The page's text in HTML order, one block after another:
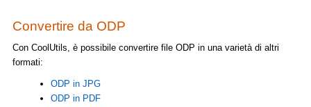
Convertire da ODP
Con CoolUtils, è possibile convertire file ODP in una varietà di altri
formati:
ODP in JPG
ODP in PDF